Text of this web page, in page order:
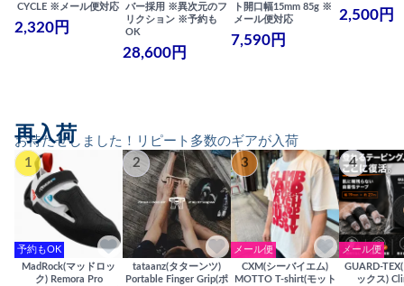
CYCLE ※メール便対応
2,320円
バー採用 ※異次元のフ
リクション ※予約も
OK
28,600円
ト開口幅15mm 85g ※
メール便対応
7,590円
2,500円
お待たせしました！リピート多数のギアが入荷
再入荷
1
予約もOK
MadRock(マッドロッ
ク) Remora Pro
2
tataanz(タターンツ)
Portable Finger Grip(ポ
3
メール便
CXM(シーバイエム)
MOTTO T-shirt(モット
4
メール便
GUARD-
ックス)